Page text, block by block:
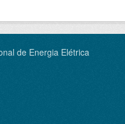
de Energia Elétrica